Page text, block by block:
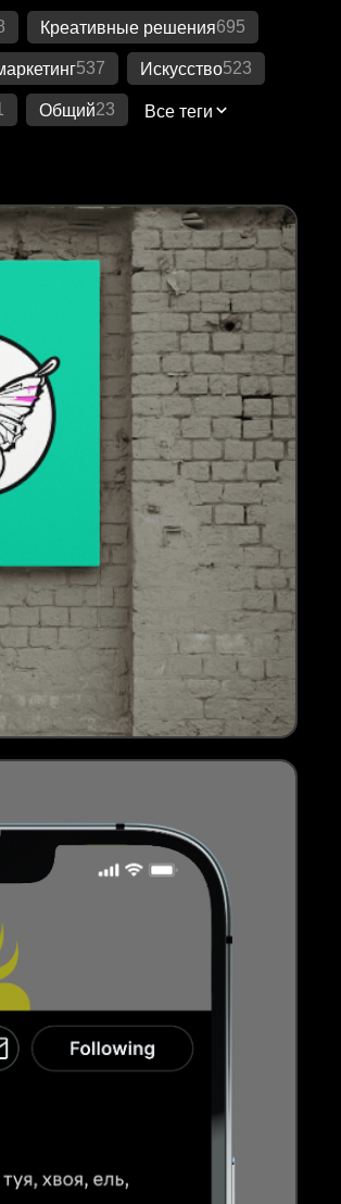
Креативные решения695
537 Искусство523
Общий23 Все теги